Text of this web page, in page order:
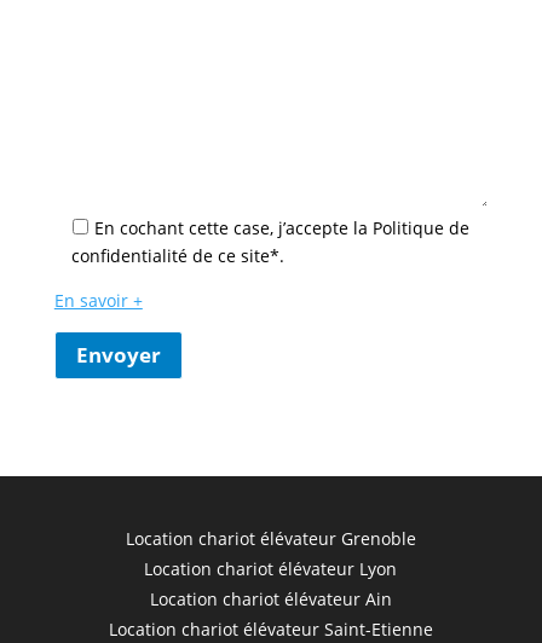
En cochant cette case, j’accepte la Politique de
confidentialité de ce site*.
En savoir +
Envoyer
Location chariot élévateur Grenoble
Location chariot élévateur Lyon
Location chariot élévateur Ain
Location chariot élévateur Saint-Etienne